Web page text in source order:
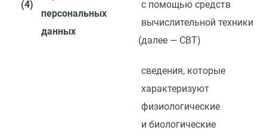
(4)
персональных
данных
с помощью средств
вычислительной техники
(далее — СВТ)
сведения, которые
характеризуют
физиологические
и биологические